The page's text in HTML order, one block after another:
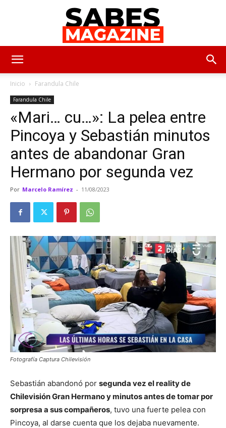
Inicio
Farandula Chile
Farandula Chile
«Mari… cu…»: La pelea entre
Pincoya y Sebastián minutos
antes de abandonar Gran
Hermano por segunda vez
Por Marcelo Ramírez - 11/08/2023
Fotografía Captura Chilevisión
Sebastián abandonó por segunda vez el reality de
Chilevisión Gran Hermano y minutos antes de tomar por
sorpresa a sus compañeros, tuvo una fuerte pelea con
Pincoya, al darse cuenta que los dejaba nuevamente.